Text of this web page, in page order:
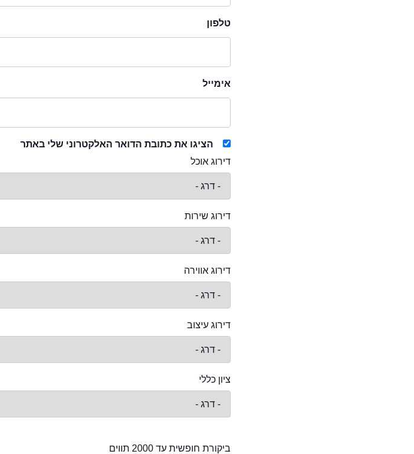
טלפון
אימייל
הציגו את כתובת הדואר האלקטרוני שלי באתר
דירוג אוכל
דירוג שירות
דירוג אווירה
דירוג עיצוב
ציון כללי
ביקורת חופשית עד 2000 תווים